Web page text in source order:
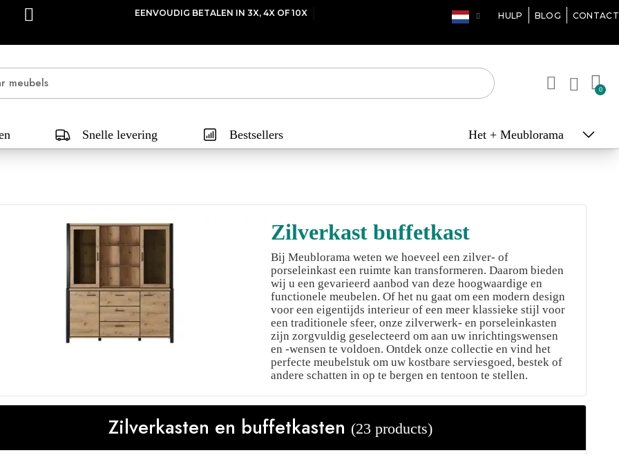
EXPRESS LEVERING 10 DAGEN* HULP BLOG CONTACT
Snelle levering Bestsellers Het + Meublorama
Zilverkast buffetkast
Bij Meublorama weten we hoeveel een zilver- of
porseleinkast een ruimte kan transformeren. Daarom bieden
wij u een gevarieerd aanbod van deze hoogwaardige en
functionele meubelen. Of het nu gaat om een ​​modern design
voor een eigentijds interieur of een meer klassieke stijl voor
een traditionele sfeer, onze zilverwerk- en porseleinkasten
zijn zorgvuldig geselecteerd om aan uw inrichtingswensen
en -wensen te voldoen. Ontdek onze collectie en vind het
perfecte meubelstuk om uw kostbare serviesgoed, bestek of
andere schatten in op te bergen en tentoon te stellen.
Zilverkasten en buffetkasten (23 products)